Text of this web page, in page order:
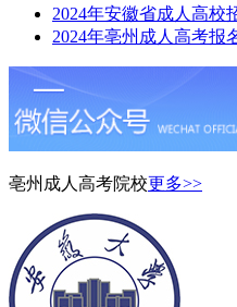
2024年安徽省成人高校
2024年亳州成人高考报
亳州成人高考院校更多>>